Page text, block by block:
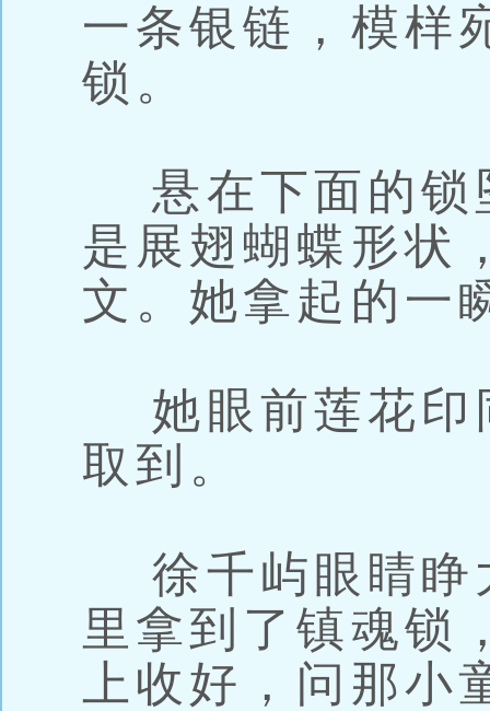
一条银链，模样
锁。
悬在下面的锁
是展翅蝴蝶形状
文。她拿起的一
她眼前莲花印
取到。
徐千屿眼睛睁
里拿到了镇魂锁
上收好，问那小